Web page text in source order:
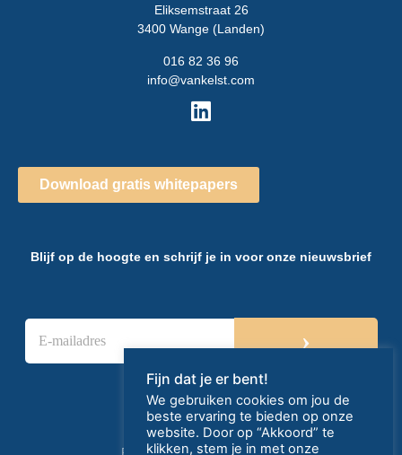
Eliksemstraat 26
3400 Wange (Landen)
016 82 36 96
info@vankelst.com
Download gratis whitepapers
Blijf op de hoogte en schrijf je in voor onze nieuwsbrief
E
m
›
Fijn dat je er bent!
We gebruiken cookies om jou de
beste ervaring te bieden op onze
website. Door op “Akkoord” te
klikken, stem je in met onze